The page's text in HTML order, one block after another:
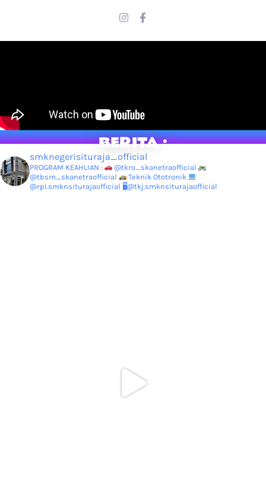
BERITA :
smknegerisituraja_official
PROGRAM KEAHLIAN :
@tkro_skanetraofficial
@tbsm_skanetraofficial
Teknik Ototronik
@rpl.smknsiturajaofficial 🖥@tkj.smknsiturajaofficial